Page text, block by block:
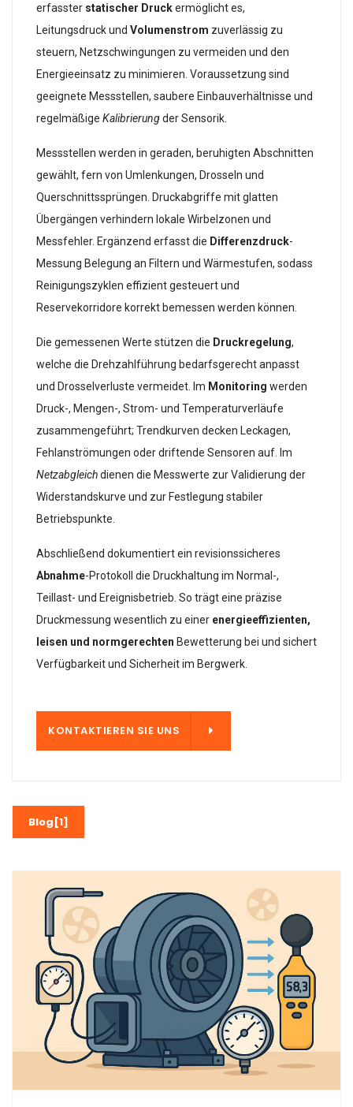
erfasster statischer Druckermöglicht es,
Leitungsdruck und Volumenstrom zuverlässig zu
steuern, Netzschwingungen zu vermeiden und den
Energieeinsatz zu minimieren. Voraussetzung sind
geeignete Messstellen, saubere Einbauverhältnisse und
regelmäßige Kalibrierungder Sensorik.
Messstellen werden in geraden, beruhigten Abschnitten
gewählt, fern von Umlenkungen, Drosseln und
Querschnittssprüngen. Druckabgriffe mit glatten
Übergängen verhindern lokale Wirbelzonen und
Messfehler. Ergänzend erfasst die Differenzdruck-
Messung Belegung an Filtern und Wärmestufen, sodass
Reinigungszyklen effizient gesteuert und
Reservekorridore korrekt bemessen werden können.
Die gemessenen Werte stützen die Druckregelung,
welche die Drehzahlführung bedarfsgerecht anpasst
und Drosselverluste vermeidet. Im Monitoring werden
Druck-, Mengen-, Strom- und Temperaturverläufe
zusammengeführt; Trendkurven decken Leckagen,
Fehlanströmungen oder driftende Sensoren auf. Im
Netzabgleichdienen die Messwerte zur Validierung der
Widerstandskurve und zur Festlegung stabiler
Betriebspunkte.
Abschließend dokumentiert ein revisionssicheres
Abnahme-Protokoll die Druckhaltung im Normal-,
Teillast- und Ereignisbetrieb. So trägt eine präzise
Druckmessung wesentlich zu einer energieeffizienten,
leisen und normgerechten Bewetterung bei und sichert
Verfügbarkeit und Sicherheit im Bergwerk.
KONTAKTIEREN SIE UNS
Blog[1]